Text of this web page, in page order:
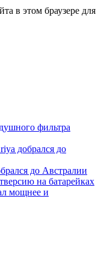
в этом браузере для
фильтра
добрался до
до Австралии
на батарейках
мощнее и